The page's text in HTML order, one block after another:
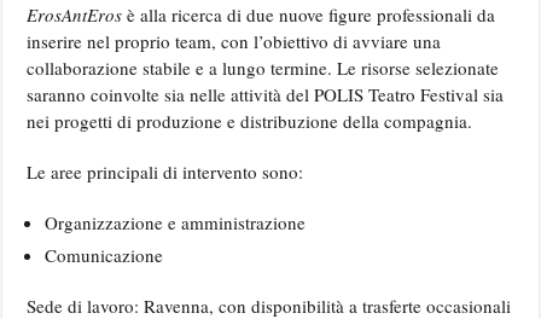
ErosAntEros è alla ricerca di due nuove figure professionali da
inserire nel proprio team, con l’obiettivo di avviare una
collaborazione stabile e a lungo termine. Le risorse selezionate
saranno coinvolte sia nelle attività del POLIS Teatro Festival sia
nei progetti di produzione e distribuzione della compagnia.
Le aree principali di intervento sono:
Organizzazione e amministrazione
Comunicazione
Sede di lavoro: Ravenna, con disponibilità a trasferte occasionali